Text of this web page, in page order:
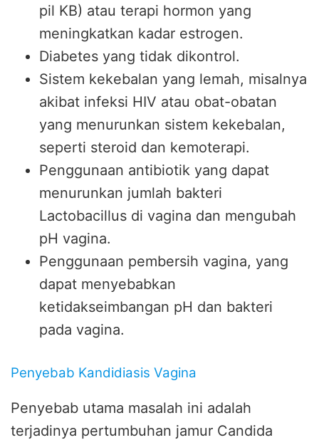
pil KB) atau terapi hormon yang
meningkatkan kadar estrogen.
Diabetes yang tidak dikontrol.
Sistem kekebalan yang lemah, misalnya
akibat infeksi HIV atau obat-obatan
yang menurunkan sistem kekebalan,
seperti steroid dan kemoterapi.
Penggunaan antibiotik yang dapat
menurunkan jumlah bakteri
Lactobacillus di vagina dan mengubah
pH vagina.
Penggunaan pembersih vagina, yang
dapat menyebabkan
ketidakseimbangan pH dan bakteri
pada vagina.
Penyebab Kandidiasis Vagina
Penyebab utama masalah ini adalah
terjadinya pertumbuhan jamur Candida